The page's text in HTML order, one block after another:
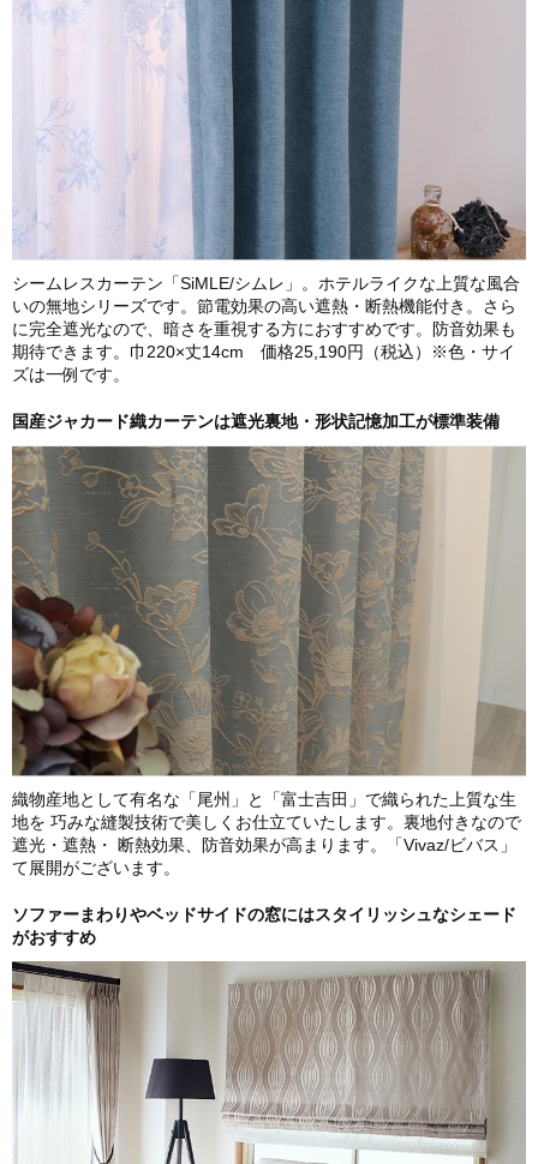
シームレスカーテン「SiMLE/シムレ」。ホテルライクな上質な風合
いの無地シリーズです。節電効果の高い遮熱・断熱機能付き。さら
に完全遮光なので、暗さを重視する方におすすめです。防音効果も
期待できます。巾220×丈14cm 価格25,190円（税込）※色・サイ
ズは一例です。
国産ジャカード織カーテンは遮光裏地・形状記憶加工が標準装備
織物産地として有名な「尾州」と「富士吉田」で織られた上質な生
地を 巧みな縫製技術で美しくお仕立ていたします。裏地付きなので
遮光・遮熱・ 断熱効果、防音効果が高まります。「Vivaz/ビバス」
て展開がございます。
ソファーまわりやベッドサイドの窓にはスタイリッシュなシェード
がおすすめ